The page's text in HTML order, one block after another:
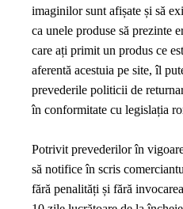
imaginilor sunt afișate și să
ca unele produse să prezinte
care ați primit un produs ce
aferentă acestuia pe site, îl
prevederile politicii de
în conformitate cu legislația
Potrivit prevederilor în
să notifice în scris
fără penalități și fără